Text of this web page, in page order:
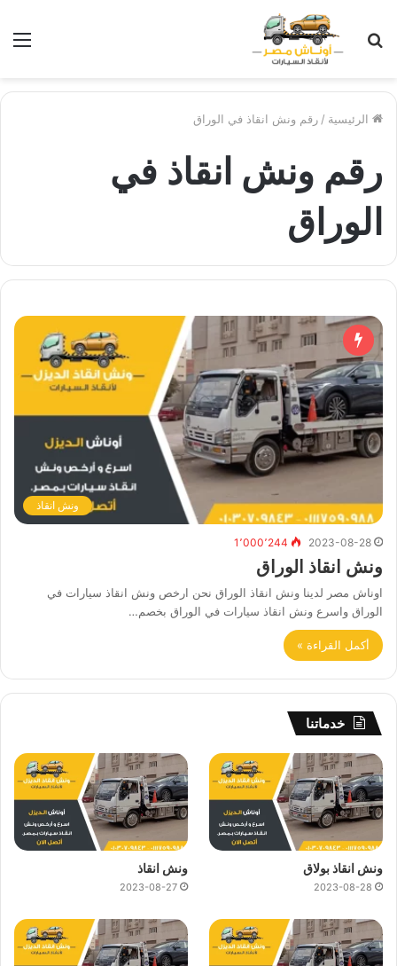
الرئيسية / رقم ونش انقاذ في الوراق
رقم ونش انقاذ في
الوراق
ونش انقاذ
2023-08-28 1٬000٬244
ونش انقاذ الوراق
اوناش مصر لدينا ونش انقاذ الوراق نحن ارخص ونش انقاذ سيارات في
الوراق واسرع ونش انقاذ سيارات في الوراق بخصم…
أكمل القراءة »
خدماتنا
ونش انقاذ بولاق
2023-08-28
ونش انقاذ
2023-08-27